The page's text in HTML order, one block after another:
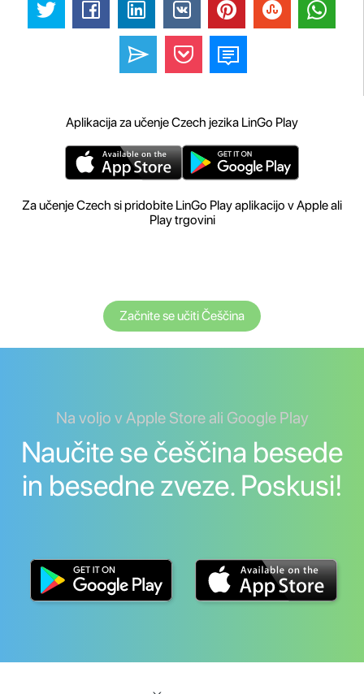
Aplikacija za učenje Czech jezika LinGo Play
Za učenje Czech si pridobite LinGo Play aplikacijo v Apple ali
Play trgovini
Začnite se učiti Češčina
Na voljo v Apple Store ali Google Play
Naučite se češčina besede
in besedne zveze. Poskusi!